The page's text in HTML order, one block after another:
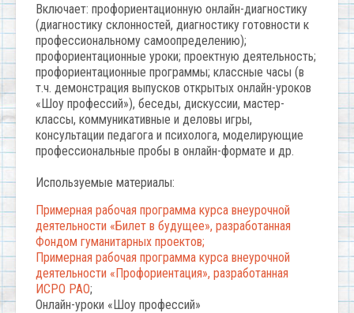
Включает: профориентационную онлайн-диагностику
(диагностику склонностей, диагностику готовности к
профессиональному самоопределению);
профориентационные уроки; проектную деятельность;
профориентационные программы; классные часы (в
т.ч. демонстрация выпусков открытых онлайн-уроков
«Шоу профессий»), беседы, дискуссии, мастер-
классы, коммуникативные и деловы игры,
консультации педагога и психолога, моделирующие
профессиональные пробы в онлайн-формате и др.
Используемые материалы:
Примерная рабочая программа курса внеурочной
деятельности «Билет в будущее», разработанная
Фондом гуманитарных проектов;
Примерная рабочая программа курса внеурочной
деятельности «Профориентация», разработанная
ИСРО РАО;
Онлайн-уроки «Шоу профессий»